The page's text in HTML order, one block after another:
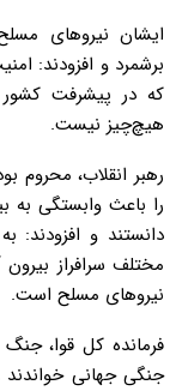
ایشان نیروهای
برشمرد و افزودند:
که در پیشرفت کشور
هیچ‌چیز نیست.
رهبر انقلاب، محروم
را باعث وابستگی به
دانستند و افزودند:
مختلف سرافراز
نیروهای مسلح است.
فرمانده کل قوا،
جنگی جهانی